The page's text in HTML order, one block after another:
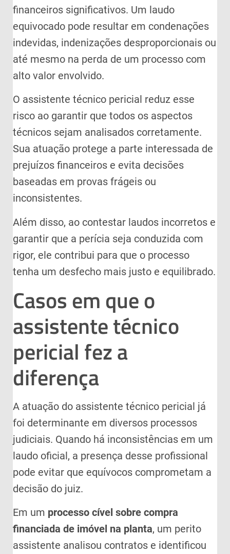
financeiros significativos. Um laudo
equivocado pode resultar em condenações
indevidas, indenizações desproporcionais ou
até mesmo na perda de um processo com
alto valor envolvido.
O assistente técnico pericial reduz esse
risco ao garantir que todos os aspectos
técnicos sejam analisados corretamente.
Sua atuação protege a parte interessada de
prejuízos financeiros e evita decisões
baseadas em provas frágeis ou
inconsistentes.
Além disso, ao contestar laudos incorretos e
garantir que a perícia seja conduzida com
rigor, ele contribui para que o processo
tenha um desfecho mais justo e equilibrado.
Casos em que o
assistente técnico
pericial fez a
diferença
A atuação do assistente técnico pericial já
foi determinante em diversos processos
judiciais. Quando há inconsistências em um
laudo oficial, a presença desse profissional
pode evitar que equívocos comprometam a
decisão do juiz.
Em um processo cível sobre compra
financiada de imóvel na planta, um perito
assistente analisou contratos e identificou